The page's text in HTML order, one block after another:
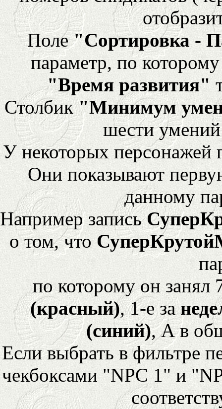
Поле"Сортировка -
параметр, по
"Время развития"
Столбик"Минимум
шести
У некоторых персонажей
Они показывают
данному
Например запись
о том, что
по которому он
(красный), 1-е за
(синий), А в
Если выбрать в фильтре
чекбоксами "NPC 1" и